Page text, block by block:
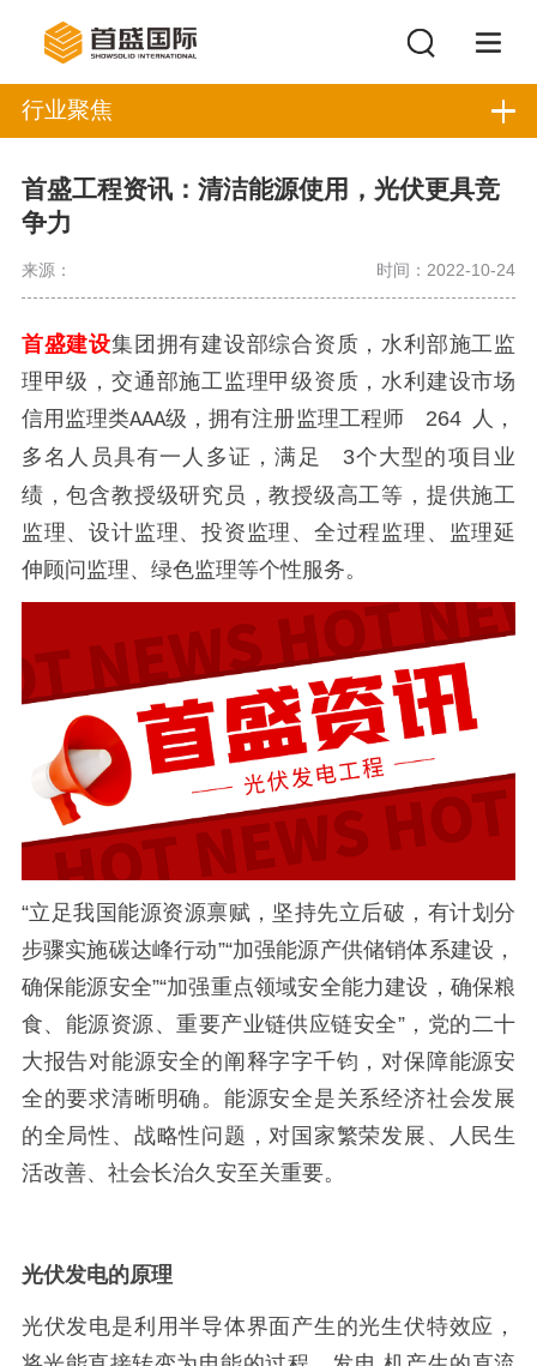
行业聚焦
首盛工程资讯：清洁能源使用，光伏更具竞
争力
来源： 时间：2022-10-24
首盛建设集团拥有建设部综合资质，水利部施工监
理甲级，交通部施工监理甲级资质，水利建设市场
信用监理类AAA级，拥有注册监理工程师 264
人，
多名人员具有一人多证，满足
3个大型的项目业
绩，包含教授级研究员，教授级高工等，提供施工
监理、设计监理、投资监理、全过程监理、监理延
伸顾问监理、绿色监理等个性服务。
“立足我国能源资源禀赋，坚持先立后破，有计划分
步骤实施碳达峰行动”“加强能源产供储销体系建设，
确保能源安全”“加强重点领域安全能力建设，确保粮
食、能源资源、重要产业链供应链安全”，党的二十
大报告对能源安全的阐释字字千钧，对保障能源安
全的要求清晰明确。能源安全是关系经济社会发展
的全局性、战略性问题，对国家繁荣发展、人民生
活改善、社会长治久安至关重要。
光伏发电的原理
光伏发电是利用半导体界面产生的光生伏特效应，